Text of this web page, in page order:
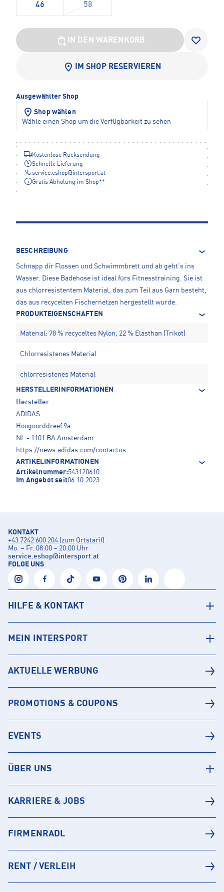
46 58
IN DEN WARENKORB
IM SHOP RESERVIEREN
Ausgewählter Shop
Shop wählen
Wähle einen Shop um die Verfügbarkeit zu sehen
Kostenlose Rücksendung
Schnelle Lieferung
service.eshop@intersport.at
Gratis Abholung im Shop**
BESCHREIBUNG
Schnapp dir Flossen und Schwimmbrett und ab geht's ins
Wasser. Diese Badehose ist ideal fürs Fitnesstraining. Sie ist
aus chlorresistentem Material, das zum Teil aus Garn besteht,
das aus recycelten Fischernetzen hergestellt wurde.
PRODUKTEIGENSCHAFTEN
Material: 78 % recyceltes Nylon, 22 % Elasthan (Trikot)
Chlorresistenes Material
chlorresistenes Material
HERSTELLERINFORMATIONEN
Hersteller
ADIDAS
Hoogoorddreef 9a
NL - 1101 BA Amsterdam
https://news.adidas.com/contactus
ARTIKELINFORMATIONEN
Artikelnummer:543120610
Im Angebot seit06.10.2023
KONTAKT
+43 7242 600 204 (zum Ortstarif)
Mo. – Fr. 08:00 – 20:00 Uhr
service.eshop@intersport.at
FOLGE UNS
HILFE & KONTAKT
MEIN INTERSPORT
AKTUELLE WERBUNG
PROMOTIONS & COUPONS
EVENTS
ÜBER UNS
KARRIERE & JOBS
FIRMENRADL
RENT / VERLEIH